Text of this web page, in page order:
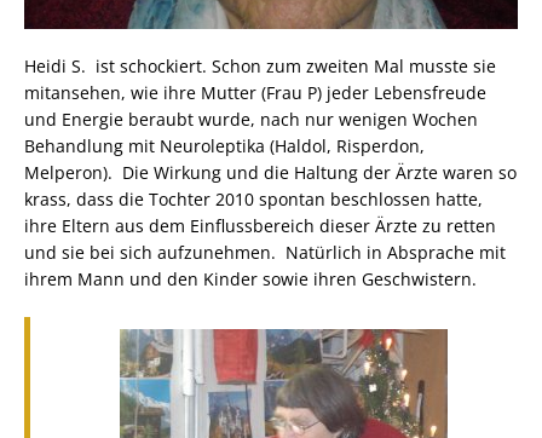
Heidi S. ist schockiert. Schon zum zweiten Mal musste sie
mitansehen, wie ihre Mutter (Frau P) jeder Lebensfreude
und Energie beraubt wurde, nach nur wenigen Wochen
Behandlung mit Neuroleptika (Haldol, Risperdon,
Melperon). Die Wirkung und die Haltung der Ärzte waren so
krass, dass die Tochter 2010 spontan beschlossen hatte,
ihre Eltern aus dem Einflussbereich dieser Ärzte zu retten
und sie bei sich aufzunehmen. Natürlich in Absprache mit
ihrem Mann und den Kinder sowie ihren Geschwistern.